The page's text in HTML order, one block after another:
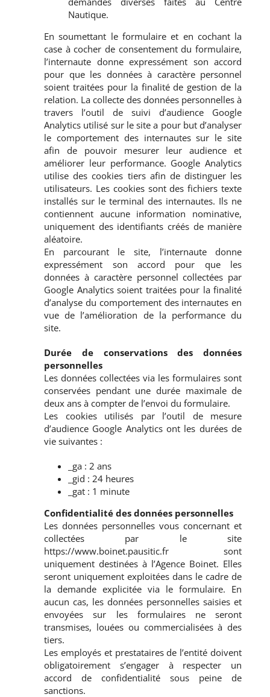
Nautique.
En soumettant le formulaire et en cochant la
case à cocher de consentement du formulaire,
l’internaute donne expressément son accord
pour que les données à caractère personnel
soient traitées pour la finalité de gestion de la
relation. La collecte des données personnelles à
travers l’outil de suivi d’audience Google
Analytics utilisé sur le site a pour but d’analyser
le comportement des internautes sur le site
afin de pouvoir mesurer leur audience et
améliorer leur performance. Google Analytics
utilise des cookies tiers afin de distinguer les
utilisateurs. Les cookies sont des fichiers texte
installés sur le terminal des internautes. Ils ne
contiennent aucune information nominative,
uniquement des identifiants créés de manière
aléatoire.
En parcourant le site, l’internaute donne
expressément son accord pour que les
données à caractère personnel collectées par
Google Analytics soient traitées pour la finalité
d’analyse du comportement des internautes en
vue de l’amélioration de la performance du
site.
Durée de conservations des données
personnelles
Les données collectées via les formulaires sont
conservées pendant une durée maximale de
deux ans à compter de l’envoi du formulaire.
Les cookies utilisés par l’outil de mesure
d’audience Google Analytics ont les durées de
vie suivantes :
_ga : 2 ans
_gid : 24 heures
_gat : 1 minute
Confidentialité des données personnelles
Les données personnelles vous concernant et
collectées par le site
https://www.boinet.pausitic.fr sont
uniquement destinées à l’Agence Boinet. Elles
seront uniquement exploitées dans le cadre de
la demande explicitée via le formulaire. En
aucun cas, les données personnelles saisies et
envoyées sur les formulaires ne seront
transmises, louées ou commercialisées à des
tiers.
Les employés et prestataires de l’entité doivent
obligatoirement s’engager à respecter un
accord de confidentialité sous peine de
sanctions.